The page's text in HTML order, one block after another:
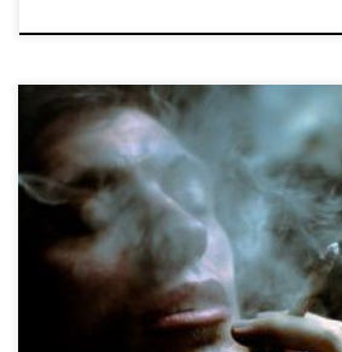
Większość konsumentów marihuany
stosunkowo nieszkodliwej konsumpcji w
relaksu. Jednak niektórzy uzależniają się
badanie pokazuje, że pierwsze objawy
pojawić się już w krótkim okresie czasu.
marihuany często robi to razem ze swoimi
Problematyczna konsumpcja często
konsumenci w coraz większym stopniu